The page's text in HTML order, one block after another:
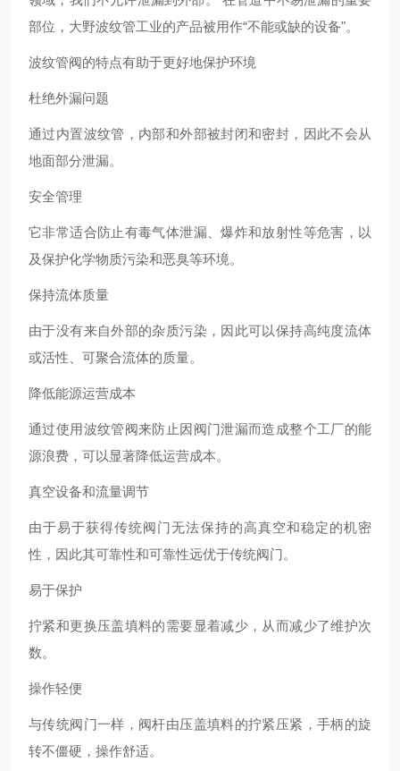
部位，大野波纹管工业的产品被用作“不能或缺的设备"。
波纹管阀的特点有助于更好地保护环境
杜绝外漏问题
通过内置波纹管，内部和外部被封闭和密封，因此不会从
地面部分泄漏。
安全管理
它非常适合防止有毒气体泄漏、爆炸和放射性等危害，以
及保护化学物质污染和恶臭等环境。
保持流体质量
由于没有来自外部的杂质污染，因此可以保持高纯度流体
或活性、可聚合流体的质量。
降低能源运营成本
通过使用波纹管阀来防止因阀门泄漏而造成整个工厂的能
源浪费，可以显著降低运营成本。
真空设备和流量调节
由于易于获得传统阀门无法保持的高真空和稳定的机密
性，因此其可靠性和可靠性远优于传统阀门。
易于保护
拧紧和更换压盖填料的需要显着减少，从而减少了维护次
数。
操作轻便
与传统阀门一样，阀杆由压盖填料的拧紧压紧，手柄的旋
转不僵硬，操作舒适。